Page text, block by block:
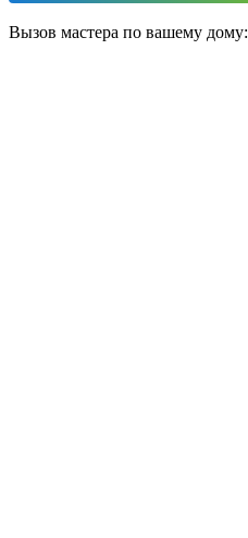
Вызов мастера по вашему дому: